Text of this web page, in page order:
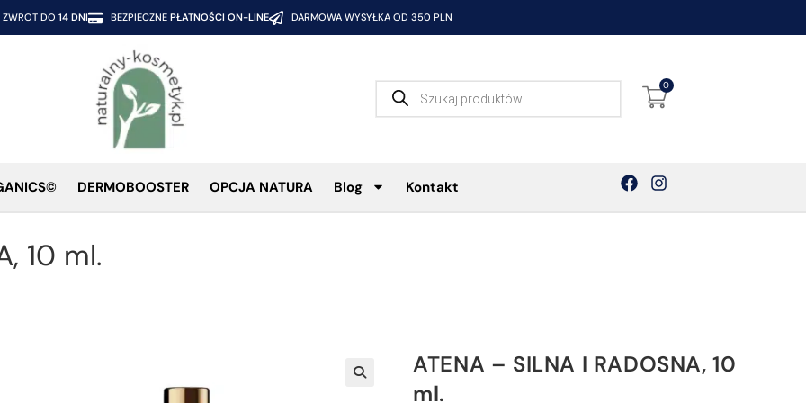
ZWROT DO 14 DNI BEZPIECZNE PŁATNOŚCI ON-LINE DARMOWA WYSYŁKA OD 350 PLN
0
DERMOBOOSTER OPCJA NATURA Blog Kontakt
10 ml.
ATENA – SILNA I RADOSNA, 10
ml.